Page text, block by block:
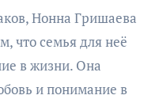
Нонна Гришаева
что семья для неё
в жизни. Она
и понимание в